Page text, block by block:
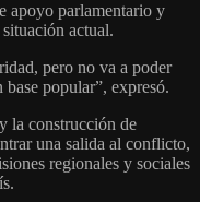
apoyo parlamentario y
actual.
pero no va a poder
popular”, expresó.
la construcción de
una salida al conflicto,
regionales y sociales